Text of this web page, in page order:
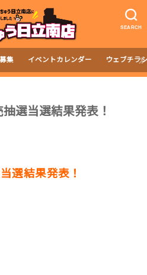
SEARCH
集 イベントカレンダー ウェブチラ
選当選結果発表！
選結果発表！